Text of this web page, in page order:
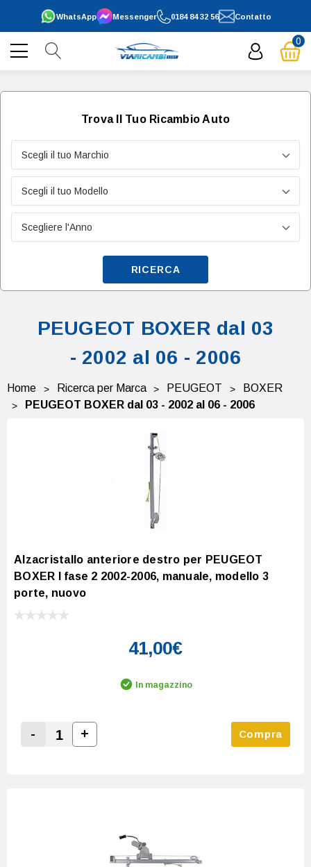
0184 84 32 56
WhatsApp Contatto
Messenger
0
Trova Il Tuo Ricambio Auto
RICERCA
PEUGEOT BOXER dal 03
- 2002 al 06 - 2006
Home Ricerca per Marca PEUGEOT
BOXER
PEUGEOT BOXER dal 03 - 2002 al 06 - 2006
Alzacristallo anteriore destro per PEUGEOT
BOXER I fase 2 2002-2006, manuale, modello 3
porte, nuovo
41,00€
In magazzino
Decrease Quantity:
-
Increase Quantity:
+ Compra